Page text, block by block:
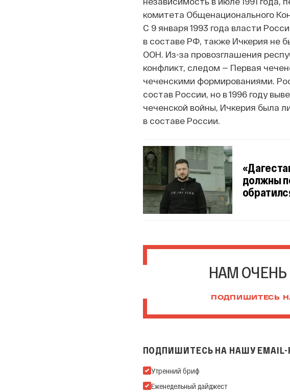
комитета Общенационального
С 9 января 1993 года власти
в составе РФ, также Ичкерия не
ООН. Из-за провозглашения
конфликт, следом — Первая
чеченскими формированиями.
состав России, но в 1996 году
чеченской войны, Ичкерия была
в составе России.
должны
НАМ
ПОДПИШИТЕСЬ
ПОДПИШИТЕСЬ НА НАШУ
Подпишитесь на нашу Email-рассылку
Утренний бриф
Еженедельный дайджест